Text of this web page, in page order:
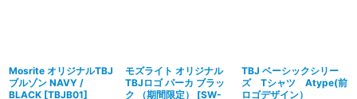
Mosrite オリジナルTBJ
ブルゾン NAVY /
BLACK [TBJB01]
モズライト オリジナル
TBJロゴ パーカ ブラッ
ク （期間限定）
[SW-
TBJ ベーシックシリー
ズ Tシャツ Atype(前
ロゴデザイン）